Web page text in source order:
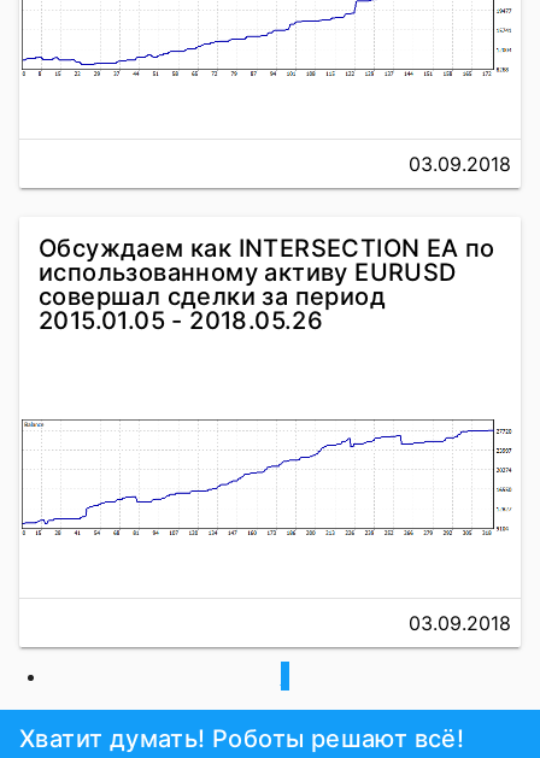
03.09.2018
Обсуждаем как INTERSECTION EA по
использованному активу EURUSD
совершал сделки за период
2015.01.05 - 2018.05.26
03.09.2018
Хватит думать! Роботы решают всё!